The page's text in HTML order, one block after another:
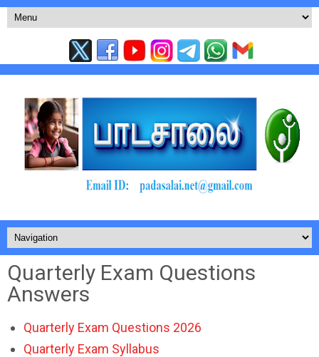
Quarterly Exam Questions
Answers
Quarterly Exam Questions 2026
Quarterly Exam Syllabus